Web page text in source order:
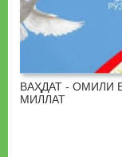
ВАҲДАТ - ОМИЛИ
МИЛЛАТ